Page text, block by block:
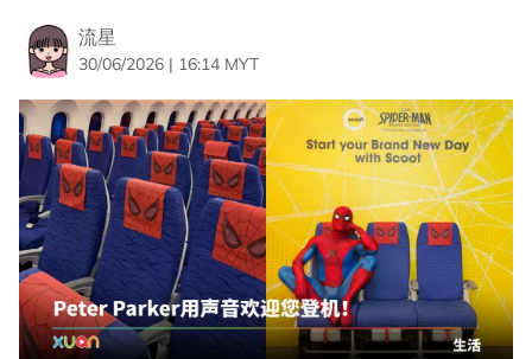
流星
30/06/2026 | 16:14 MYT